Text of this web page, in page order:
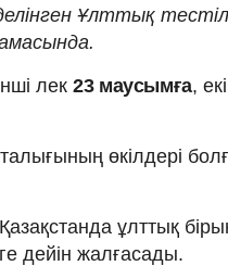
Ұлттық
лек 23 маусымға,
өкілдері
ұлттық
дейін жалғасады.